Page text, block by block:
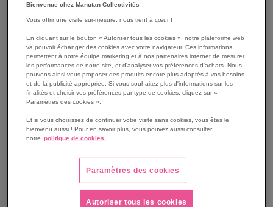
Appoint soufflant
Decker
31,25 €
38,37 € TTC
AJOUTER VOIR
Chauffage céramique mural
Decker
87,75 €
106,17 € TTC
AJOUTER
FAVORIS
Bienvenue chez Manutan Collectivités
Vous offrir une visite sur-mesure, nous tient à cœur !
En cliquant sur le bouton « Autoriser tous les cookies », notre plateforme web
va pouvoir échanger des cookies avec votre navigateur. Ces informations
permettent à notre équipe marketing et à nos partenaires internet de mesurer
les performances de notre site, et d'analyser vos préférences d'achats. Nous
pouvons ainsi vous proposer des produits encore plus adaptés à vos besoins
et de la publicité appropriée. Si vous souhaitez plus d'informations sur les
finalités et choisir vos préférences par type de cookies, cliquez sur «
Paramètres des cookies ».
Et si vous choisissez de continuer votre visite sans cookies, vous êtes le
bienvenu aussi ! Pour en savoir plus, vous pouvez aussi consulter
notre politique de cookies.
Paramètres des cookies
Autoriser tous les cookies